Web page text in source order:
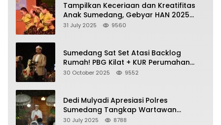
Tampilkan Keceriaan dan Kreatifitas
Anak Sumedang, Gebyar HAN 2025
Dihadiri Bupati dan Wabup
31 July 2025 9560
Sumedang Sat Set Atasi Backlog
Rumah! PBG Kilat + KUR Perumahan
Jadi Kunci!
30 October 2025 9552
Dedi Mulyadi Apresiasi Polres
Sumedang Tangkap Wartawan
Gadungan Pemeras Kades
30 July 2025 8788